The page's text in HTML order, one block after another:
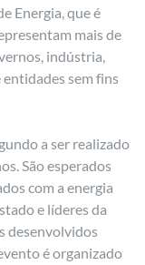
Energia, que é
mais de
indústria,
sem fins
a ser realizado
São esperados
com a energia
e líderes da
desenvolvidos
é organizado